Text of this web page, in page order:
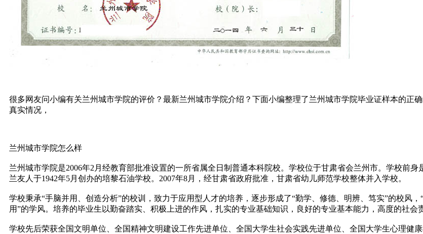
很多网友问小编有关兰州城市学院的评价？最新兰州城市学院介绍？下面小编整理了兰州城市学院毕业证样本的正
真实情况，
兰州城市学院怎么样
兰州城市学院是2006年2月经教育部批准设置的一所省属全日制普通本科院校。学校位于甘肃省会兰州市。学校前
兰友人于1942年5月创办的培黎石油学校。2007年8月，经甘肃省政府批准，甘肃省幼儿师范学校整体并入学校。
学校秉承“手脑并用、创造分析”的校训，致力于应用型人才的培养，逐步形成了“勤学、修德、明辨、笃实”的校风
用”的学风。培养的毕业生以勤奋踏实、积极上进的作风，扎实的专业基础知识，良好的专业基本能力，高度的社会
学校先后荣获全国文明单位、全国精神文明建设工作先进单位、全国大学生社会实践先进单位、全国大学生心理健